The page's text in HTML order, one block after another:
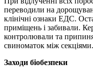
переводили на
клінічні ознаки ЕДС.
приміщень і забивали.
контролювали та
свиноматок між секціями.
Заходи біобезпеки